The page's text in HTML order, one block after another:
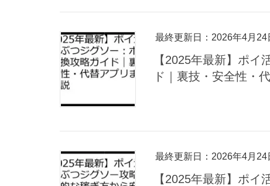
最終更新日：2026年4月24
【2025年最新】ポイ
ド｜裏技・安全性・
最終更新日：2026年4月24
【2025年最新】ポ